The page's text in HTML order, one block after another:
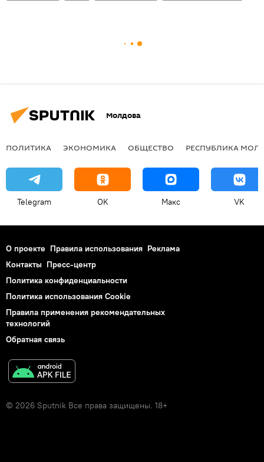
Молдова
ПОЛИТИКА ЭКОНОМИКА ОБЩЕСТВО РЕСПУБЛИКА
Telegram OK Макс VK
О проекте Правила использования Реклама
Контакты Пресс-центр
Политика конфиденциальности
Политика использования Cookie
Правила применения рекомендательных
технологий
Обратная связь
© 2026 Sputnik Все права защищены. 18+